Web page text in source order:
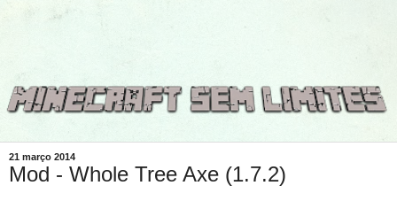
21 março 2014
Mod - Whole Tree Axe (1.7.2)